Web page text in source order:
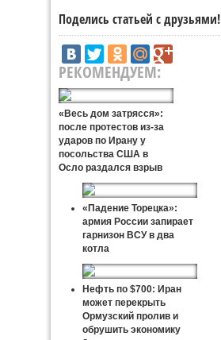
Поделись статьей с друзьями!
РЕКОМЕНДУЕМ:
«Весь дом затрясся»:
после протестов из-за
ударов по Ирану у
посольства США в
Осло раздался взрыв
«Падение Торецка»:
армия России запирает
гарнизон ВСУ в два
котла
Нефть по $700: Иран
может перекрыть
Ормузский пролив и
обрушить экономику